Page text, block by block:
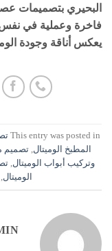
البحيري بتصميمات
فاخرة وعملية في
يعكس أناقة وجودة
This entry was posted in
المطبخ الوميتال, تصميم
وتركيب أبواب الوميتال,
الوميتال,